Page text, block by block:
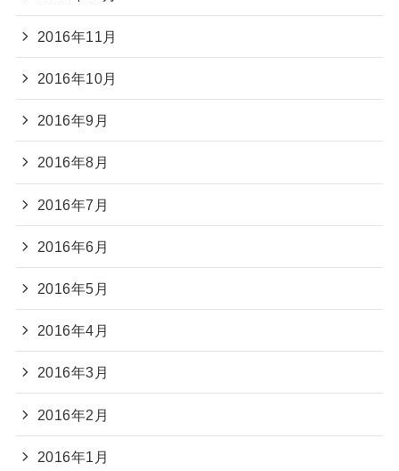
2016年11月
2016年10月
2016年9月
2016年8月
2016年7月
2016年6月
2016年5月
2016年4月
2016年3月
2016年2月
2016年1月